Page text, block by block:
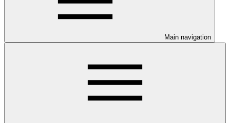
Main navigation